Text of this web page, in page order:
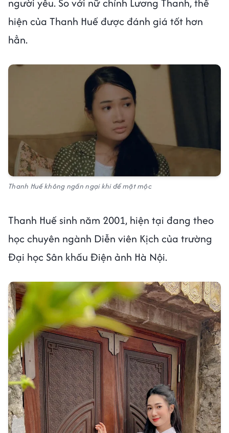
hiện của Thanh Huế được đánh giá tốt hơn
hẳn.
Thanh Huế không ngần ngại khi để mặt mộc
Thanh Huế sinh năm 2001, hiện tại đang theo
học chuyên ngành Diễn viên Kịch của trường
Đại học Sân khấu Điện ảnh Hà Nội.